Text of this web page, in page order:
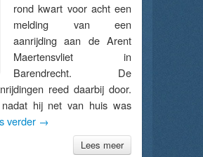
rond kwart voor acht een
melding van een
aanrijding aan de Arent
Maertensvliet in
Barendrecht. De
reed daarbij door.
hij net van huis was
verder →
Lees meer